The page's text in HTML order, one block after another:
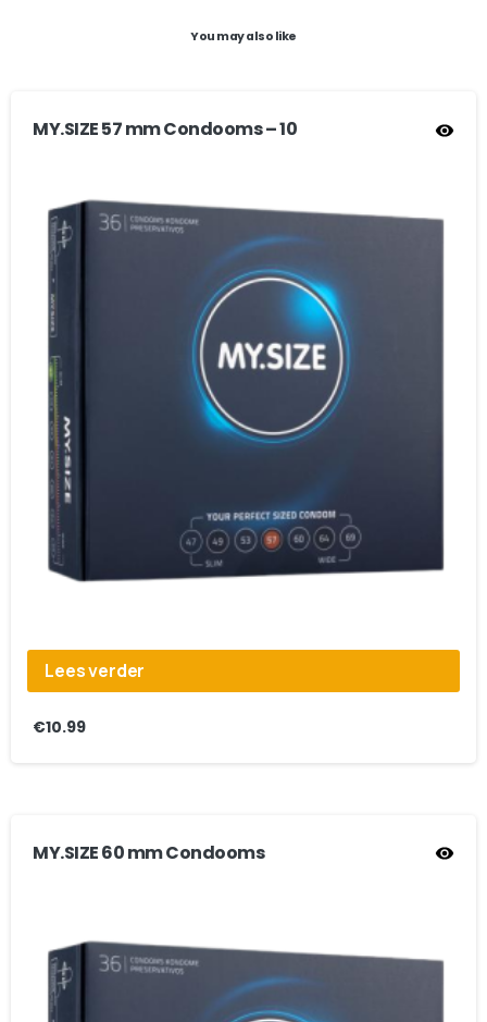
You may also like
MY.SIZE 57 mm Condooms – 10
Lees verder
€10.99
MY.SIZE 60 mm Condooms